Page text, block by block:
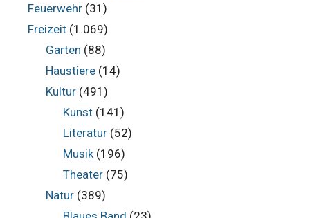
Feuerwehr (31)
Freizeit (1.069)
Garten (88)
Haustiere(14)
Kultur(491)
Kunst (141)
Literatur (52)
Musik (196)
Theater (75)
Natur(389)